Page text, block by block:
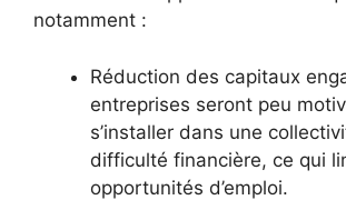
notamment :
Réduction des capitaux
entreprises seront peu
s’installer dans une
difficulté financière, ce qui
opportunités d’emploi.